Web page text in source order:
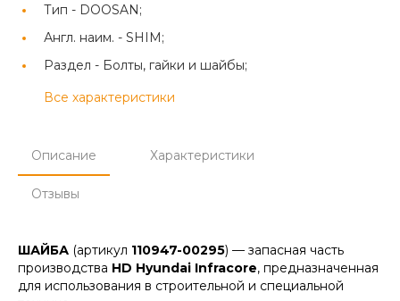
Тип - DOOSAN;
Англ. наим. - SHIM;
Раздел - Болты, гайки и шайбы;
Все характеристики
Описание Характеристики
Отзывы
ШАЙБА (артикул 110947-00295) — запасная часть
производства HD Hyundai Infracore, предназначенная
для использования в строительной и специальной